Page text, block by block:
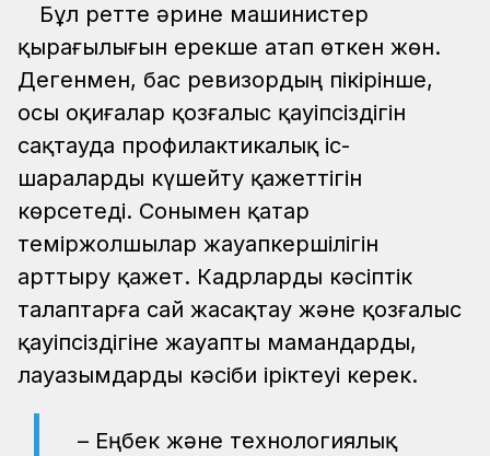
Бұл ретте әрине машинистер
қырағылығын ерекше атап өткен жөн.
Дегенмен, бас ревизордың пікірінше,
осы оқиғалар қозғалыс қауіпсіздігін
сақтауда профилактикалық іс-
шараларды күшейту қажеттігін
көрсетеді. Сонымен қатар
теміржолшылар жауапкершілігін
арттыру қажет. Кадрларды кәсіптік
талаптарға сай жасақтау және қозғалыс
қауіпсіздігіне жауапты мамандарды,
лауазымдарды кәсіби іріктеуі керек.
– Еңбек және технологиялық